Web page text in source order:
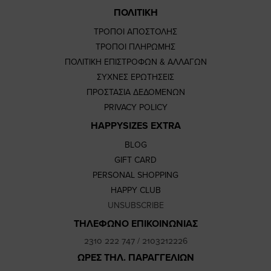
ΠΟΛΙΤΙΚΗ
ΤΡΟΠΟΙ ΑΠΟΣΤΟΛΗΣ
ΤΡΟΠΟΙ ΠΛΗΡΩΜΗΣ
ΠΟΛΙΤΙΚΗ ΕΠΙΣΤΡΟΦΩΝ & ΑΛΛΑΓΩΝ
ΣΥΧΝΕΣ ΕΡΩΤΗΣΕΙΣ
ΠΡΟΣΤΑΣΙΑ ΔΕΔΟΜΕΝΩΝ
PRIVACY POLICY
HAPPYSIZES EXTRA
BLOG
GIFT CARD
PERSONAL SHOPPING
HAPPY CLUB
UNSUBSCRIBE
ΤΗΛΕΦΩΝΟ ΕΠΙΚΟΙΝΩΝΙΑΣ
2310 222 747/ 2103212226
ΩΡΕΣ ΤΗΛ. ΠΑΡΑΓΓΕΛΙΩΝ